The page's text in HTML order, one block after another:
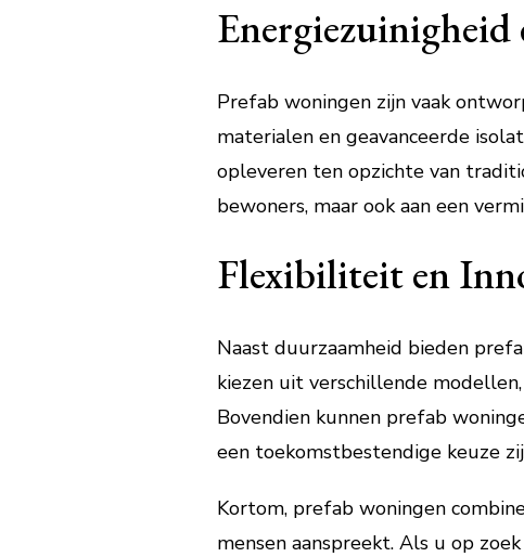
Prefab woningen zijn vaak
materialen en geavanceerde
opleveren ten opzichte van
bewoners, maar ook aan een
Flexibiliteit en
Naast duurzaamheid bieden
kiezen uit verschillende
Bovendien kunnen prefab
een toekomstbestendige keuze
Kortom, prefab woningen
mensen aanspreekt. Als u op